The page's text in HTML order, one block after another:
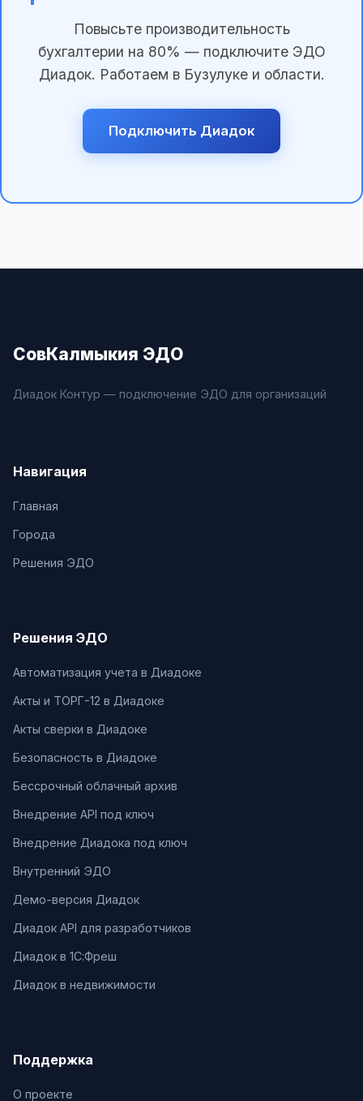
Повысьте производительность
бухгалтерии на 80% — подключите ЭДО
Диадок. Работаем в Бузулуке и области.
Подключить Диадок
СовКалмыкия ЭДО
Диадок Контур — подключение ЭДО для организаций
Навигация
Главная
Города
Решения ЭДО
Решения ЭДО
Автоматизация учета в Диадоке
Акты и ТОРГ-12 в Диадоке
Акты сверки в Диадоке
Безопасность в Диадоке
Бессрочный облачный архив
Внедрение API под ключ
Внедрение Диадока под ключ
Внутренний ЭДО
Демо-версия Диадок
Диадок API для разработчиков
Диадок в 1С:Фреш
Диадок в недвижимости
Поддержка
О проекте